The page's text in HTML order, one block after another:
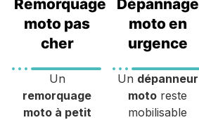
Remorquage
moto pas
cher
Un
remorquage
moto à petit
Dépannage
moto en
urgence
Un dépanneur
moto reste
mobilisable